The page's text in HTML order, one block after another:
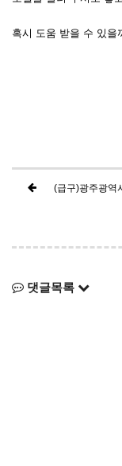
혹시 도움 받을 수 있을
댓글목록